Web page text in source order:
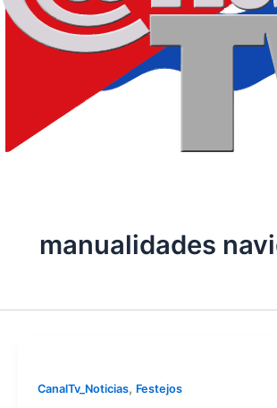
manualidades
CanalTv_Noticias, Festejos